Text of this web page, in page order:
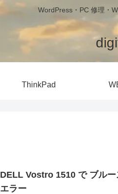
WordPress・PC 修理・
ThinkPad
DELL Vostro 1510 で ブル
エラー